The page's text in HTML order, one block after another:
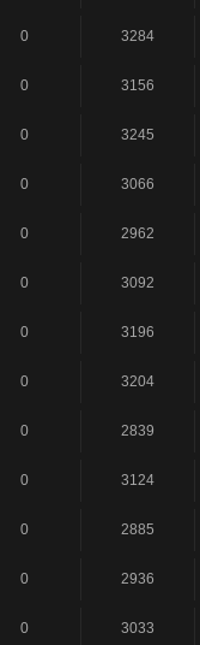
0 3284
0 3156
0 3245
0 3066
0 2962
0 3092
0 3196
0 3204
0 2839
0 3124
0 2885
0 2936
0 3033